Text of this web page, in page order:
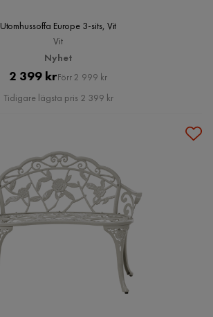
Utomhussoffa Europe 3-sits, Vit
Vit
Nyhet
Pris
2 399 krOriginal
Pris
Förr 2 999 kr
Tidigare lägsta pris 2 399 kr